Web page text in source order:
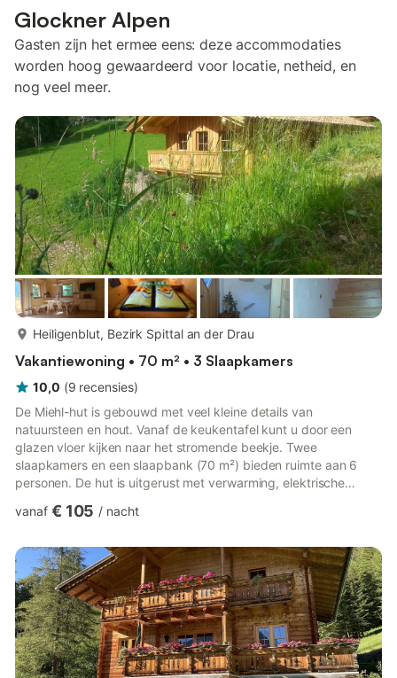
Glockner Alpen
Gasten zijn het ermee eens: deze accommodaties
worden hoog gewaardeerd voor locatie, netheid, en
nog veel meer.
Heiligenblut, Bezirk Spittal an der Drau
Vakantiewoning • 70 m² • 3 Slaapkamers
10,0 (9 recensies)
De Miehl-hut is gebouwd met veel kleine details van
natuursteen en hout. Vanaf de keukentafel kunt u door een
glazen vloer kijken naar het stromende beekje. Twee
slaapkamers en een slaapbank (70 m²) bieden ruimte aan 6
personen. De hut is uitgerust met verwarming, elektrische
satelliettelevisie, radio en "gratis wifi". Daarnaast hebben we
uitnodigt tot barbecueën. In de hut kunt u vervolgens het vuur
in de houtkachel aanmaken en luisteren naar het rustgevende
geknetter van het vuur. ...
vanaf € 105 / nacht